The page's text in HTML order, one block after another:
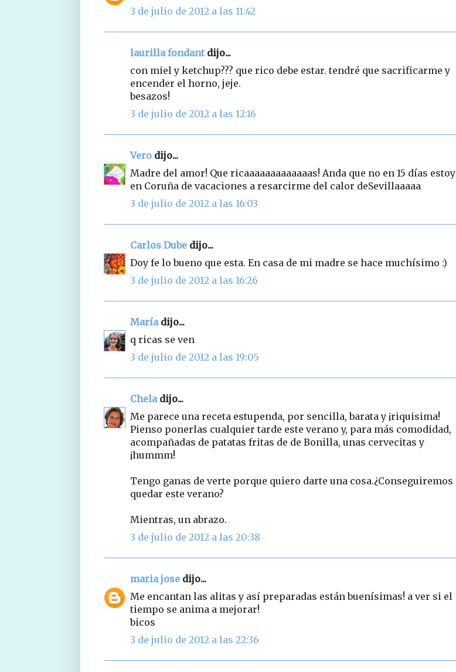
3 de julio de 2012 a las 11:42
laurilla fondantdijo...
con miel y ketchup??? que rico debe estar. tendré que sacrificarme y
encender el horno, jeje.
besazos!
3 de julio de 2012 a las 12:16
Vero dijo...
Madre del amor! Que ricaaaaaaaaaaaaas! Anda que no en 15 días estoy
en Coruña de vacaciones a resarcirme del calor deSevillaaaaa
3 de julio de 2012 a las 16:03
Carlos Dube dijo...
Doy fe lo bueno que esta. En casa de mi madre se hace muchísimo :)
3 de julio de 2012 a las 16:26
María dijo...
q ricas se ven
3 de julio de 2012 a las 19:05
Cheladijo...
Me parece una receta estupenda, por sencilla, barata y ¡riquisima!
Pienso ponerlas cualquier tarde este verano y, para más comodidad,
acompañadas de patatas fritas de de Bonilla, unas cervecitas y
¡hummm!
Tengo ganas de verte porque quiero darte una cosa.¿Conseguiremos
quedar este verano?
Mientras, un abrazo.
3 de julio de 2012 a las 20:38
maria jose dijo...
Me encantan las alitas y así preparadas están buenísimas! a ver si el
tiempo se anima a mejorar!
bicos
3 de julio de 2012 a las 22:36